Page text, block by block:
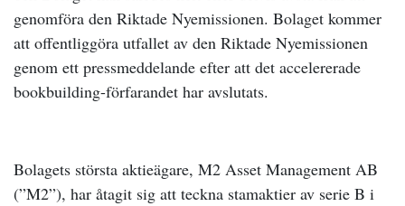
genomföra den Riktade Nyemissionen. Bolaget kommer
att offentliggöra utfallet av den Riktade Nyemissionen
genom ett pressmeddelande efter att det accelererade
bookbuilding-förfarandet har avslutats.
Bolagets största aktieägare, M2 Asset Management AB
(”M2”), har åtagit sig att teckna stamaktier av serie B i